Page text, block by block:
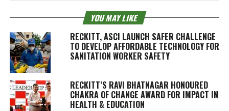
YOU MAY LIKE
RECKITT, ASCI LAUNCH SAFER CHALLENGE
TO DEVELOP AFFORDABLE TECHNOLOGY FOR
SANITATION WORKER SAFETY
RECKITT’S RAVI BHATNAGAR HONOURED
CHAKRA OF CHANGE AWARD FOR IMPACT IN
HEALTH & EDUCATION